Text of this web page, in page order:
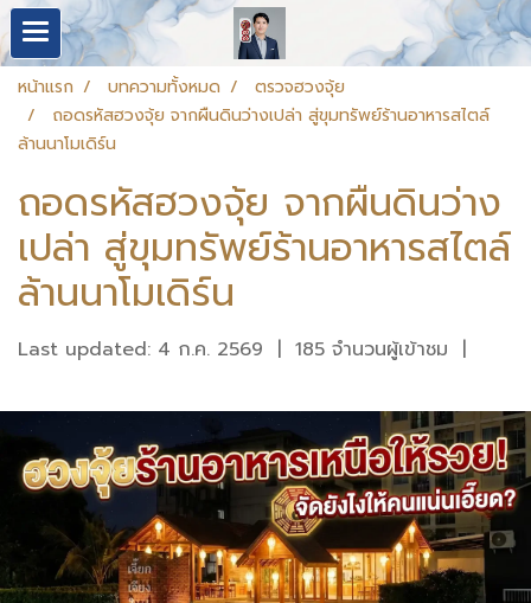
หน้าแรก บทความทั้งหมด
ตรวจฮวงจุ้ย
ถอดรหัสฮวงจุ้ย จากผืนดินว่างเปล่า สู่ขุมทรัพย์ร้านอาหารสไตล์
ล้านนาโมเดิร์น
ถอดรหัสฮวงจุ้ย จากผืนดินว่าง
เปล่า สู่ขุมทรัพย์ร้านอาหารสไตล์
ล้านนาโมเดิร์น
Last updated: 4 ก.ค. 2569 | 185 จำนวนผู้เข้าชม |